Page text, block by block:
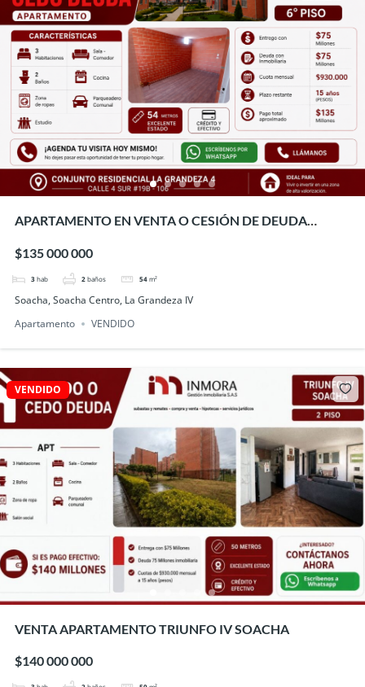
APARTAMENTO EN VENTA O CESIÓN DE DEUDA
$135 000 000
3 hab 2 baños 54 m²
Soacha, Soacha Centro, La Grandeza IV
Apartamento
VENDIDO
VENDIDO
VENTA APARTAMENTO TRIUNFO IV SOACHA
$140 000 000